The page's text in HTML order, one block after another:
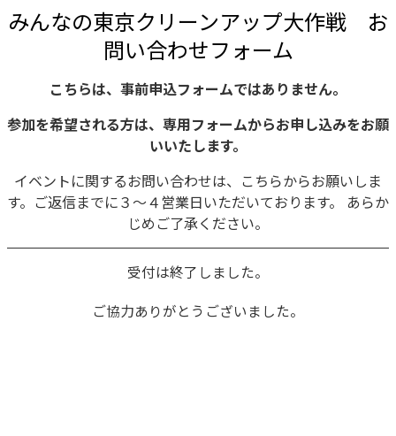
みんなの東京クリーンアップ大作戦 お
問い合わせフォーム
こちらは、事前申込フォームではありません。
参加を希望される方は、専用フォームからお申し込みをお願
いいたします。
イベントに関するお問い合わせは、こちらからお願いしま
す。ご返信までに３〜４営業日いただいております。 あらか
じめご了承ください。
ご協力ありがとうございました。